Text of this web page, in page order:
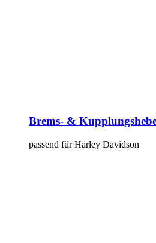
Brems- &
passend für Harley Davidson